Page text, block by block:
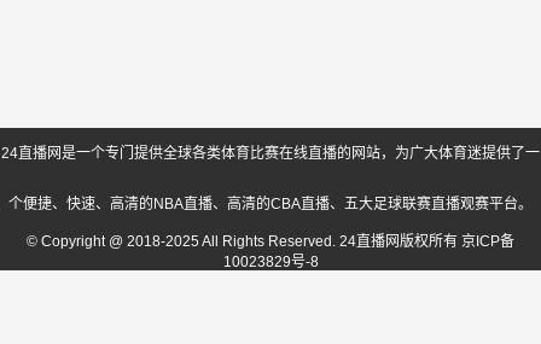
24直播网是一个专门提供全球各类体育比赛在线直播的网站，为广大体育迷提供了一
个便捷、快速、高清的NBA直播、高清的CBA直播、五大足球联赛直播观赛平台。
© Copyright @ 2018-2025 All Rights Reserved. 24直播网版权所有 京ICP备
10023829号-8